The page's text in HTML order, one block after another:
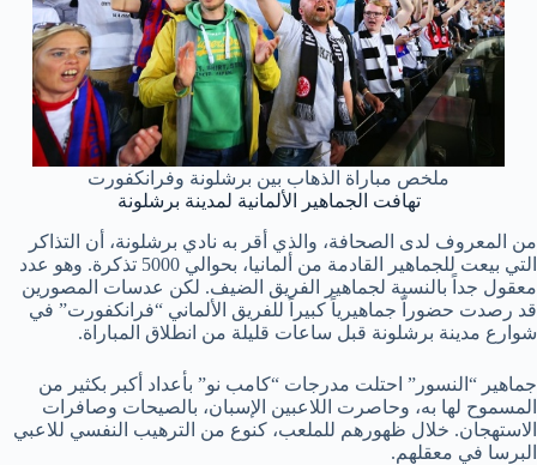
ملخص مباراة الذهاب بين برشلونة وفرانكفورت
تهافت الجماهير الألمانية لمدينة برشلونة
من المعروف لدى الصحافة، والذي أقر به نادي برشلونة، أن التذاكر
التي بيعت للجماهير القادمة من ألمانيا، بحوالي 5000 تذكرة. وهو عدد
معقول جداً بالنسبة لجماهير الفريق الضيف. لكن عدسات المصورين
قد رصدت حضوراّ جماهيرياً كبيراً للفريق الألماني “فرانكفورت” في
شوارع مدينة برشلونة قبل ساعات قليلة من انطلاق المباراة.
جماهير “النسور” احتلت مدرجات “كامب نو” بأعداد أكبر بكثير من
المسموح لها به، وحاصرت اللاعبين الإسبان، بالصيحات وصافرات
الاستهجان. خلال ظهورهم للملعب، كنوع من الترهيب النفسي للاعبي
البرسا في معقلهم.